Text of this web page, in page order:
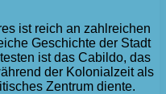
ist reich an zahlreichen
Geschichte der Stadt
ist das Cabildo, das
der Kolonialzeit als
Zentrum diente.